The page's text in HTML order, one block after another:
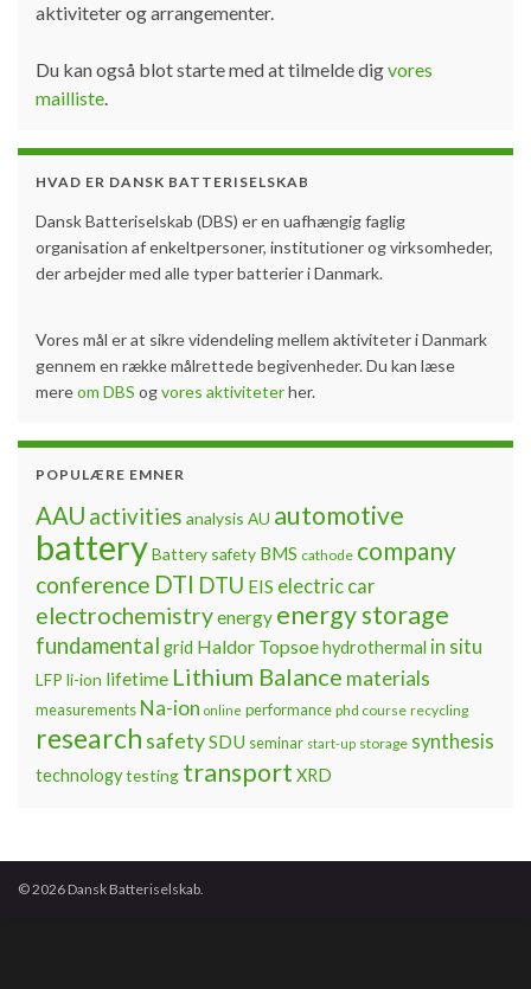
aktiviteter og arrangementer.
Du kan også blot starte med at tilmelde digvores
mailliste.
HVAD ER DANSK BATTERISELSKAB
Dansk Batteriselskab (DBS) er en uafhængig faglig
organisation af enkeltpersoner, institutioner og virksomheder,
der arbejder med alle typer batterier i Danmark.
Vores mål er at sikre videndeling mellem aktiviteter i Danmark
gennem en række målrettede begivenheder. Du kan læse
mereom DBS ogvores aktiviteterher.
POPULÆRE EMNER
AAU activities analysis AU automotive
batteryBattery safety BMS cathode company
conference DTI DTU EIS electric car
electrochemistryenergy energy storage
fundamental grid Haldor Topsoehydrothermal in situ
LFP li-ion lifetime Lithium Balance materials
measurements Na-ion online performance phd course recycling
research safetySDU seminar start-up storage synthesis
technologytesting transport XRD
© 2026 Dansk Batteriselskab.